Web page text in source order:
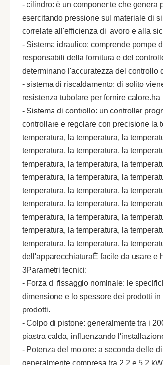
- cilindro: è un componente che genera
esercitando pressione sul materiale di
correlate all'efficienza di lavoro e alla
- Sistema idraulico: comprende pompe
responsabili della fornitura e del
determinano l'accuratezza del controllo
- sistema di riscaldamento: di solito
resistenza tubolare per fornire
- Sistema di controllo: un controller
controllare e regolare con precisione la
temperatura, la temperatura, la
temperatura, la temperatura, la
temperatura, la temperatura, la
temperatura, la temperatura, la
temperatura, la temperatura, la
temperatura, la temperatura, la
temperatura, la temperatura, la
temperatura, la temperatura, la
temperatura, la temperatura, la
dell'apparecchiaturaÈ facile da usare e
3Parametri tecnici:
- Forza di fissaggio nominale: le
dimensione e lo spessore dei prodotti
prodotti.
- Colpo di pistone: generalmente tra i
piastra calda, influenzando
- Potenza del motore: a seconda delle
generalmente compresa tra 2,2 e 5,2 kW.